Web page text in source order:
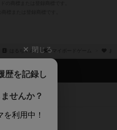
はるちゃん マイボードゲーム
閉じる
歴を記録し
せんか？
を利用中！
ー